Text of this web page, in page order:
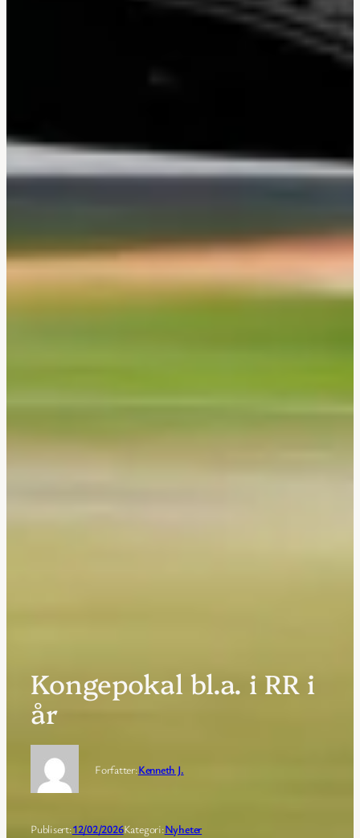
Kongepokal bl.a. i RR i
år
Forfatter:Kenneth J.
Publisert:12/02/2026Kategori:Nyheter